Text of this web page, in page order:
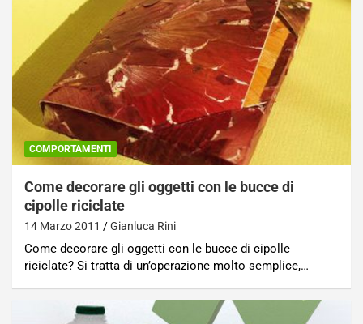
COMPORTAMENTI
Come decorare gli oggetti con le bucce di
cipolle riciclate
14 Marzo 2011 Gianluca Rini
Come decorare gli oggetti con le bucce di cipolle
riciclate? Si tratta di un’operazione molto semplice,…